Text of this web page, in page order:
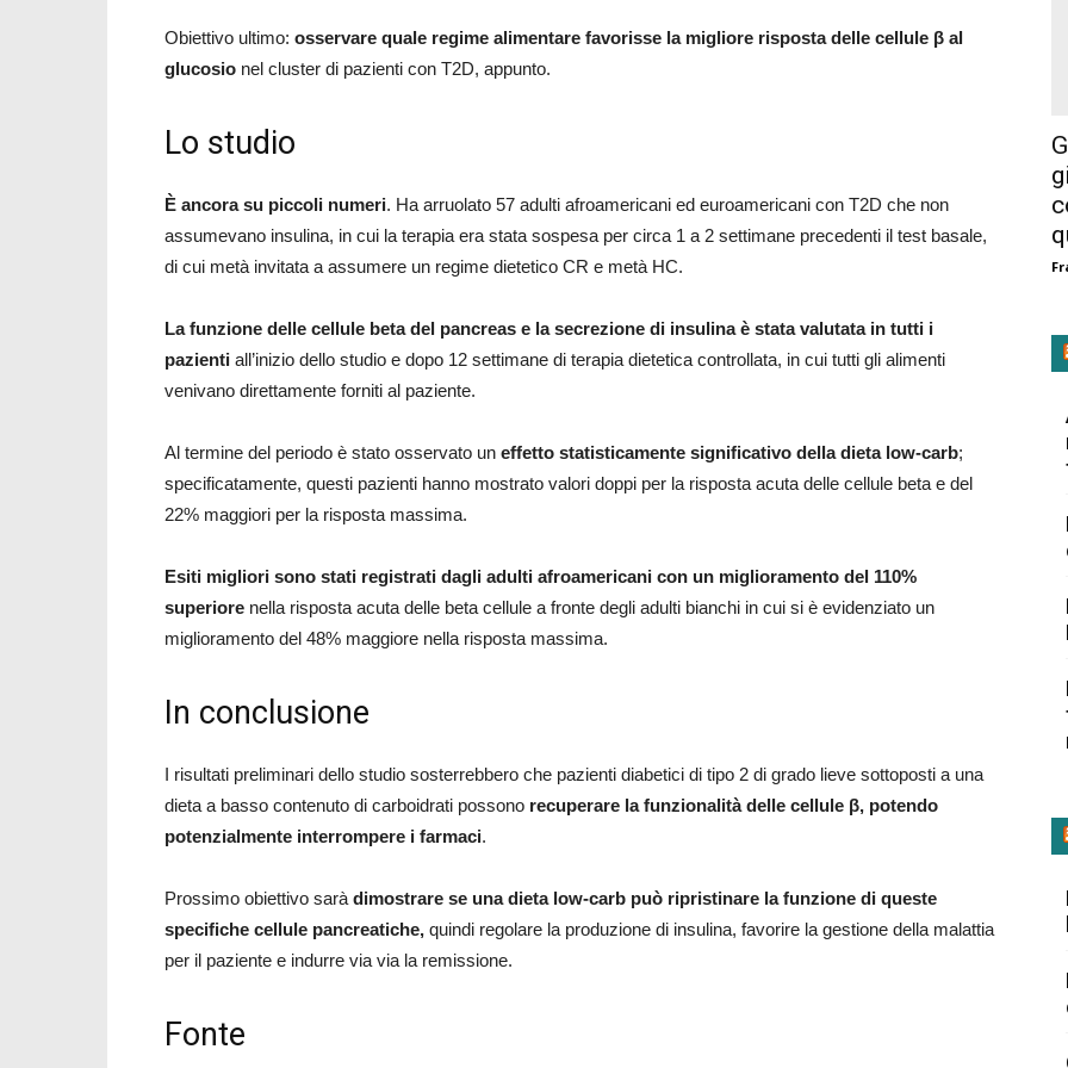
Obiettivo ultimo: osservare quale regime alimentare favorisse la migliore risposta delle cellule β al
glucosio nel cluster di pazienti con T2D, appunto.
Lo studio
È ancora su piccoli numeri. Ha arruolato 57 adulti afroamericani ed euroamericani con T2D che non
assumevano insulina, in cui la terapia era stata sospesa per circa 1 a 2 settimane precedenti il test basale,
di cui metà invitata a assumere un regime dietetico CR e metà HC.
La funzione delle cellule beta del pancreas e la secrezione di insulina è stata valutata in tutti i
pazienti all’inizio dello studio e dopo 12 settimane di terapia dietetica controllata, in cui tutti gli alimenti
venivano direttamente forniti al paziente.
Al termine del periodo è stato osservato un effetto statisticamente significativo della dieta low-carb;
specificatamente, questi pazienti hanno mostrato valori doppi per la risposta acuta delle cellule beta e del
22% maggiori per la risposta massima.
Esiti migliori sono stati registrati dagli adulti afroamericani con un miglioramento del 110%
superiore nella risposta acuta delle beta cellule a fronte degli adulti bianchi in cui si è evidenziato un
miglioramento del 48% maggiore nella risposta massima.
In conclusione
I risultati preliminari dello studio sosterrebbero che pazienti diabetici di tipo 2 di grado lieve sottoposti a una
dieta a basso contenuto di carboidrati possono recuperare la funzionalità delle cellule β, potendo
potenzialmente interrompere i farmaci.
Prossimo obiettivo sarà dimostrare se una dieta low-carb può ripristinare la funzione di queste
specifiche cellule pancreatiche, quindi regolare la produzione di insulina, favorire la gestione della malattia
per il paziente e indurre via via la remissione.
Fonte